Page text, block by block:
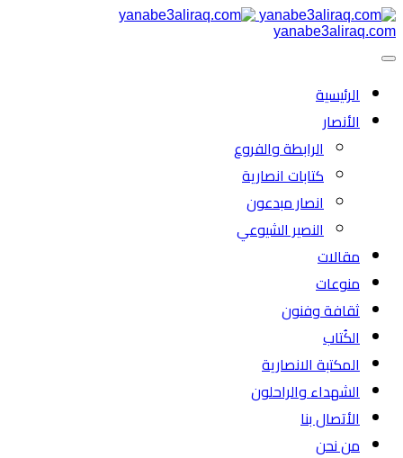
yanabe3aliraq.com
الرئیسية
الأنصار
الرابطة والفروع
كتابات انصارية
انصار مبدعون
النصیر الشیوعي
مقالات
منوعات
ثقافة وفنون
الكُتاب
المكتبة الانصارية
الشهداء والراحلون
الأتصال بنا
من نحن